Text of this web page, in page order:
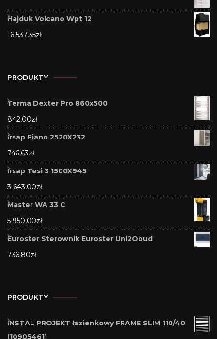
Hajduk Volcano Wpt 12
16 537,35zł
PRODUKTY
Terma Dexter Pro 860x500
842,00zł
Irsap Piano 2520X232
746,63zł
Irsap Tesi 3 1500X945
3 643,00zł
Master WA 33 C
5 950,00zł
Euroster Sterownik Euroster Uni2Obud
736,80zł
PRODUKTY
INSTAL PROJEKT łazienkowy FRAME SLIM 110/40
(10905461)